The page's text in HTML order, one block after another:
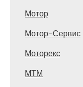
Мотор
Мотор-Сервис
Моторекс
МТМ